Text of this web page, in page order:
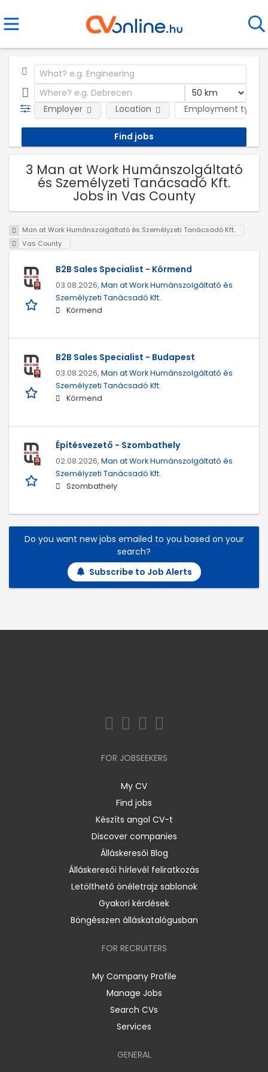
Employment type
Employer Location
3 Man at Work Humánszolgáltató
és Személyzeti Tanácsadó Kft.
Jobs in Vas County
Man at Work Humánszolgáltató és Személyzeti Tanácsadó Kft.
Vas County
B2B Sales Specialist - Körmend
03.08.2026, Man at Work Humánszolgáltató és
Személyzeti Tanácsadó Kft.
Körmend
B2B Sales Specialist - Budapest
03.08.2026, Man at Work Humánszolgáltató és
Személyzeti Tanácsadó Kft.
Körmend
Építésvezető - Szombathely
02.08.2026, Man at Work Humánszolgáltató és
Személyzeti Tanácsadó Kft.
Szombathely
Do you want new jobs emailed to you based on your
search?
Subscribe to Job Alerts
FOR JOBSEEKERS
My CV
Find jobs
Készíts angol CV-t
Discover companies
Álláskeresői Blog
Álláskeresői hírlevél feliratkozás
Letölthető önéletrajz sablonok
Gyakori kérdések
Böngésszen álláskatalógusban
FOR RECRUITERS
My Company Profile
Manage Jobs
Search CVs
Services
GENERAL